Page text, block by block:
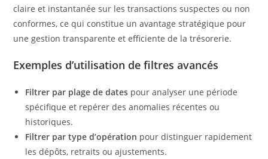
claire et instantanée sur les transactions suspectes ou non
conformes, ce qui constitue un avantage stratégique pour
une gestion transparente et efficiente de la trésorerie.
Exemples d’utilisation de filtres avancés
Filtrer par plage de dates pour analyser une période
spécifique et repérer des anomalies récentes ou
historiques.
Filtrer par type d’opération pour distinguer rapidement
les dépôts, retraits ou ajustements.